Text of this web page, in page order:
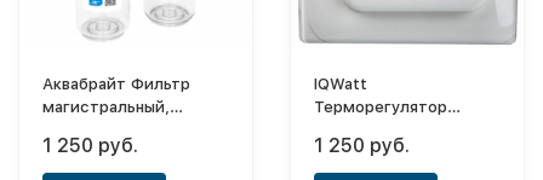
Аквабрайт Фильтр
магистральный,
1 250 руб.
IQWatt
Терморегулятор
(белый)
1 250 руб.